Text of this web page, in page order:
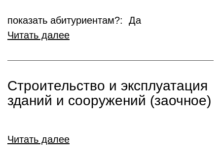
показать абитуриентам?: Да
Читать далее
Строительство и эксплуатация
зданий и сооружений (заочное)
Читать далее